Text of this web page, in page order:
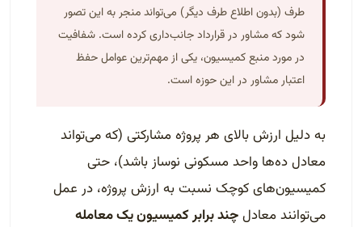
طرف (بدون اطلاع طرف دیگر) می‌تواند منجر به این تصور
شود که مشاور در قرارداد جانب‌داری کرده است. شفافیت
در مورد منبع کمیسیون، یکی از مهم‌ترین عوامل حفظ
اعتبار مشاور در این حوزه است.
به دلیل ارزش بالای هر پروژه مشارکتی (که می‌تواند
معادل ده‌ها واحد مسکونی نوساز باشد)، حتی
کمیسیون‌های کوچک نسبت به ارزش پروژه، در عمل
می‌توانند معادلچند برابر کمیسیون یک معامله